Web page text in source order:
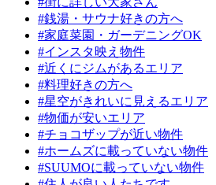
#銭湯・サウナ好きの方へ
#家庭菜園・ガーデニングOK
#インスタ映え物件
#近くにジムがあるエリア
#料理好きの方へ
#星空がきれいに見えるエリア
#物価が安いエリア
#チョコザップが近い物件
#ホームズに載っていない物件
#SUUMOに載っていない物件